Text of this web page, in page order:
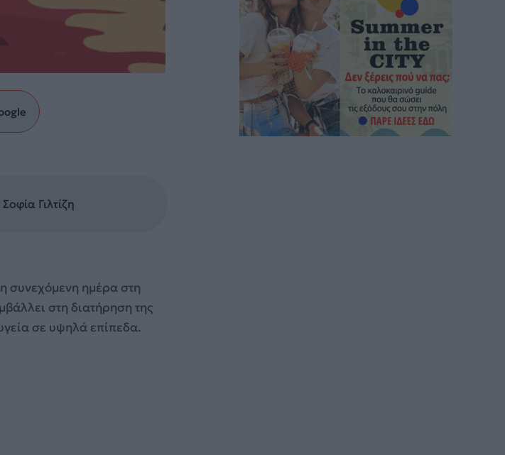
Σοφία Γιλτίζη
συνεχόμενη ημέρα στη
στη διατήρηση της
σε υψηλά επίπεδα.